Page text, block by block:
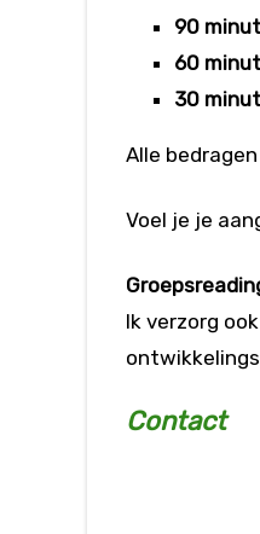
90
60
30
Alle
Voel je je
Ik verzorg
Contact